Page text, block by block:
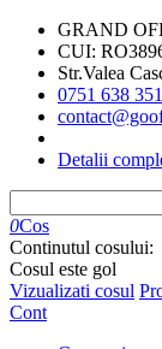
GRAND
CUI:
Str.Valea
0751 638 351
Detalii
0Cos
Continutul cosului:
Cosul este gol
Vizualizati cosul
Cont